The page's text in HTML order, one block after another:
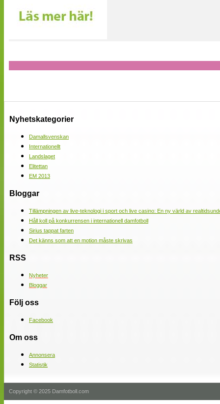
Nyhetskategorier
Damallsvenskan
Internationellt
Landslaget
Elitettan
EM 2013
Bloggar
Tillämpningen av live-teknologi i sport och live casino: En ny värld av
Håll koll på konkurrensen i internationell damfotboll
Sirius tappat farten
Det känns som att en motion måste skrivas
RSS
Nyheter
Bloggar
Följ oss
Facebook
Om oss
Annonsera
Statistik
Copyright © 2025 Damfotboll.com